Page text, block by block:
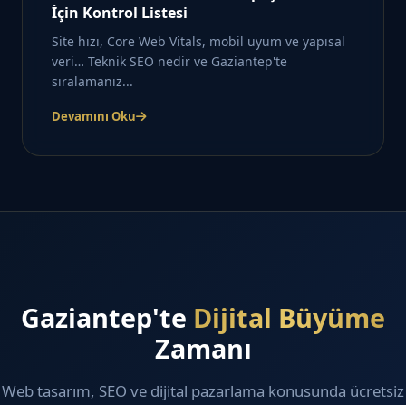
İçin Kontrol Listesi
Site hızı, Core Web Vitals, mobil uyum ve yapısal
veri… Teknik SEO nedir ve Gaziantep'te
sıralamanız...
Devamını Oku
Gaziantep'te Dijital Büyüme
Zamanı
Web tasarım, SEO ve dijital pazarlama konusunda ücretsiz